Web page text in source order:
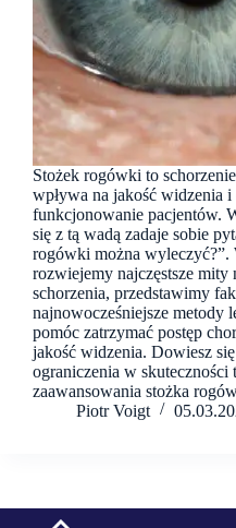
Stożek rogówki to
wpływa na jakość widzenia i
funkcjonowanie pacjentów.
się z tą wadą zadaje sobie
rogówki można wyleczyć?”.
rozwiejemy najczęstsze mity
schorzenia, przedstawimy
najnowocześniejsze metody
pomóc zatrzymać postęp
jakość widzenia. Dowiesz
ograniczenia w skuteczności
zaawansowania stożka
Piotr Voigt